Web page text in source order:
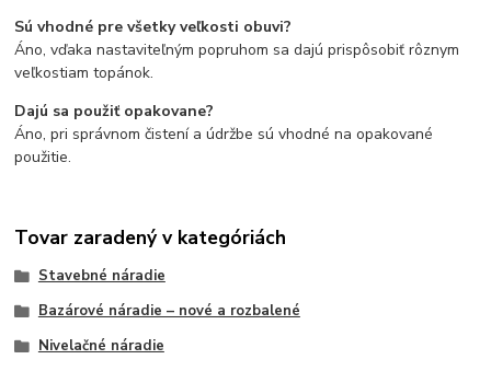
Sú vhodné pre všetky veľkosti obuvi?
Áno, vďaka nastaviteľným popruhom sa dajú prispôsobiť rôznym
veľkostiam topánok.
Dajú sa použiť opakovane?
Áno, pri správnom čistení a údržbe sú vhodné na opakované
použitie.
Tovar zaradený v kategóriách
Stavebné náradie
Bazárové náradie – nové a rozbalené
Nivelačné náradie